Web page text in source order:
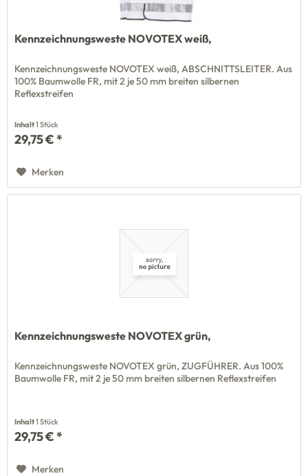
Kennzeichnungsweste NOVOTEX weiß,
Kennzeichnungsweste NOVOTEX weiß, ABSCHNITTSLEITER. Aus
100% Baumwolle FR, mit 2 je 50 mm breiten silbernen
Reflexstreifen
Inhalt1 Stück
29,75 € *
Merken
Kennzeichnungsweste NOVOTEX grün,
Kennzeichnungsweste NOVOTEX grün, ZUGFÜHRER. Aus 100%
Baumwolle FR, mit 2 je 50 mm breiten silbernen Reflexstreifen
Inhalt1 Stück
29,75 € *
Merken